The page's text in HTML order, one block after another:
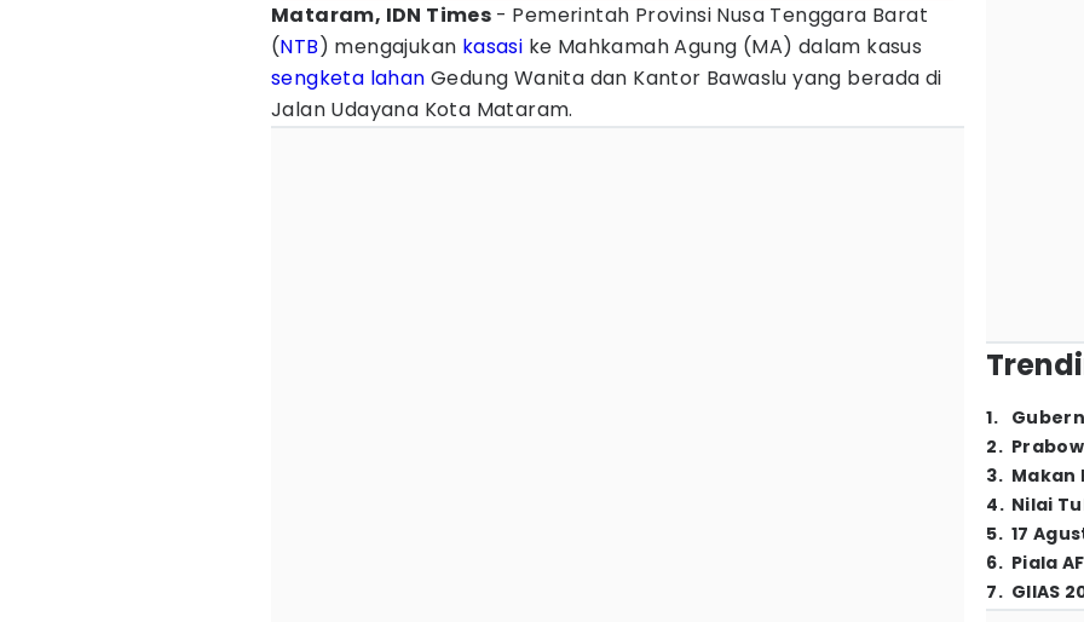
Mataram, IDN Times - Pemerintah Provinsi Nusa Tenggara Barat
(NTB) mengajukan kasasi ke Mahkamah Agung (MA) dalam kasus
sengketa lahan Gedung Wanita dan Kantor Bawaslu yang berada di
Jalan Udayana Kota Mataram.
1.
2.
3. Makan
4. Nilai
5. 17
6. Piala
7. GIIAS